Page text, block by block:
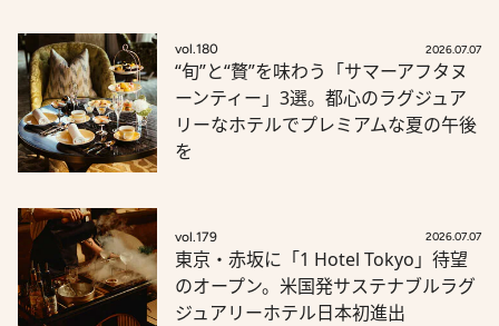
vol.180 2026.07.07
“旬”と“贅”を味わう「サマーアフタヌ
ーンティー」3選。都心のラグジュア
リーなホテルでプレミアムな夏の午後
を
vol.179 2026.07.07
東京・赤坂に「1 Hotel Tokyo」待望
のオープン。米国発サステナブルラグ
ジュアリーホテル日本初進出